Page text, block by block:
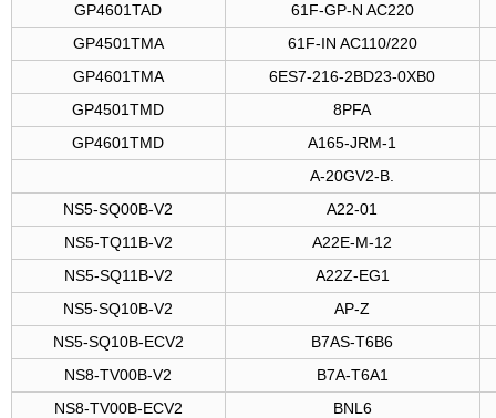
GP4601TAD
61F-GP-N AC220
GP4501TMA
61F-IN AC110/220
GP4601TMA
6ES7-216-2BD23-0XB0
GP4501TMD
8PFA
GP4601TMD
A165-JRM-1
A-20GV2-B.
NS5-SQ00B-V2
A22-01
NS5-TQ11B-V2
A22E-M-12
NS5-SQ11B-V2
A22Z-EG1
NS5-SQ10B-V2
AP-Z
NS5-SQ10B-ECV2
B7AS-T6B6
NS8-TV00B-V2
B7A-T6A1
NS8-TV00B-ECV2
BNL6